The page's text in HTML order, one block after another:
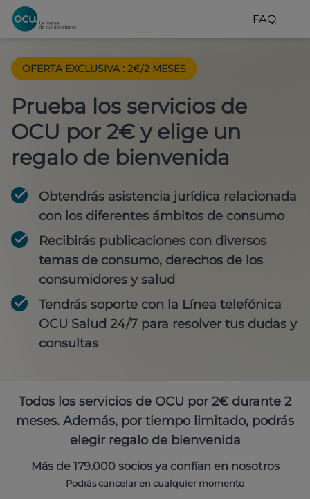
FAQ
OFERTA EXCLUSIVA : 2€/2 MESES
Prueba los servicios de
OCU por 2€ y elige un
regalo de bienvenida
Obtendrás asistencia jurídica relacionada
con los diferentes ámbitos de consumo
Recibirás publicaciones con diversos
temas de consumo, derechos de los
consumidores y salud
Tendrás soporte con la Línea telefónica
OCU Salud 24/7 para resolver tus dudas y
consultas
Todos los servicios de OCU por 2€ durante 2
meses. Además, por tiempo limitado, podrás
elegir regalo de bienvenida
Más de 179.000 socios ya confían en nosotros
Podrás cancelar en cualquier momento